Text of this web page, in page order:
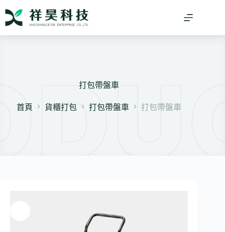
打包帶盤車
首頁 貨櫃打包 打包帶盤車 打包帶盤車